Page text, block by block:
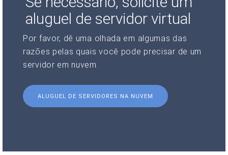
aluguel de servidor virtual
Por favor, dê uma olhada em algumas das
razões pelas quais você pode precisar de um
servidor em nuvem.
ALUGUEL DE SERVIDORES NA NUVEM